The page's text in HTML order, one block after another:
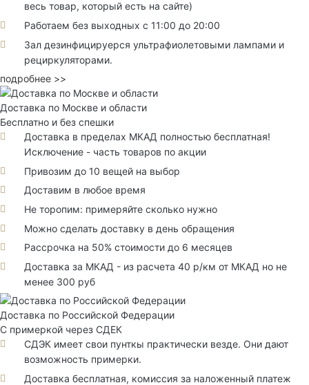
весь товар, который есть на сайте)
Работаем без выходных с 11:00 до 20:00
Зал дезинфицируерся ультрафиолетовыми лампами и
рециркуляторами.
подробнее >>
Доставка по Москве и области
Бесплатно и без спешки
Доставка в пределах МКАД полностью бесплатная!
Исключение - часть товаров по акции
Привозим до 10 вещей на выбор
Доставим в любое время
Не торопим: примеряйте сколько нужно
Можно сделать доставку в день обращения
Рассрочка на 50% стоимости до 6 месяцев
Доставка за МКАД - из расчета 40 р/км от МКАД но не
менее 300 руб
Доставка по Российской Федерации
С примеркой через СДЕК
СДЭК имеет свои пунткы практически везде. Они дают
возможность примерки.
Доставка бесплатная, комиссия за наложенный платеж